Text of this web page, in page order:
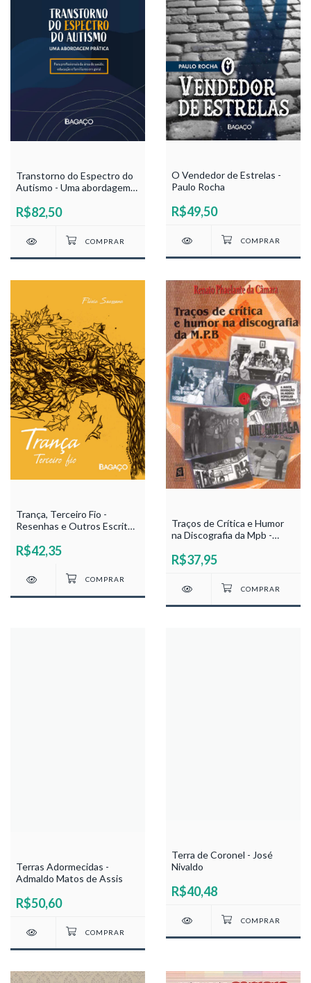
Transtorno do Espectro do
Autismo - Uma abordagem
Bandin
R$82,50
O Vendedor de Estrelas -
Paulo Rocha
R$49,50
Trança, Terceiro Fio -
Resenhas e Outros Escritos
R$42,35
Traços de Crítica e Humor
na Discografia da Mpb -
R$37,95
Terras Adormecidas -
Admaldo Matos de Assis
R$50,60
Terra de Coronel - José
Nivaldo
R$40,48